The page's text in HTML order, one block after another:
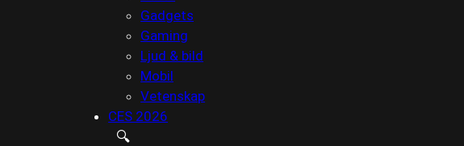
Gadgets
Gaming
Ljud & bild
Mobil
Vetenskap
CES 2026
🔍